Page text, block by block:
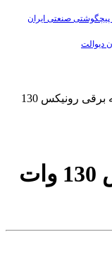
صنعتی ایران
دیوالت
/ پیستوله برقی رونیکس 130
پیستوله برقی رونیکس 130 وات